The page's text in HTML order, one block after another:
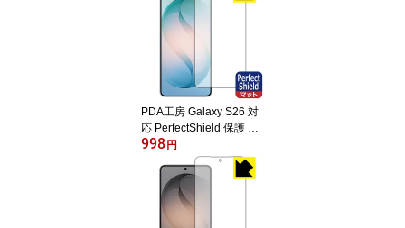
PDA工房 Galaxy S26 対
応 PerfectShield 保護 フ
ィルム [画面用] [指紋認証
対応] 反射低減 防指紋 日
本製 自社製造直販
998 円